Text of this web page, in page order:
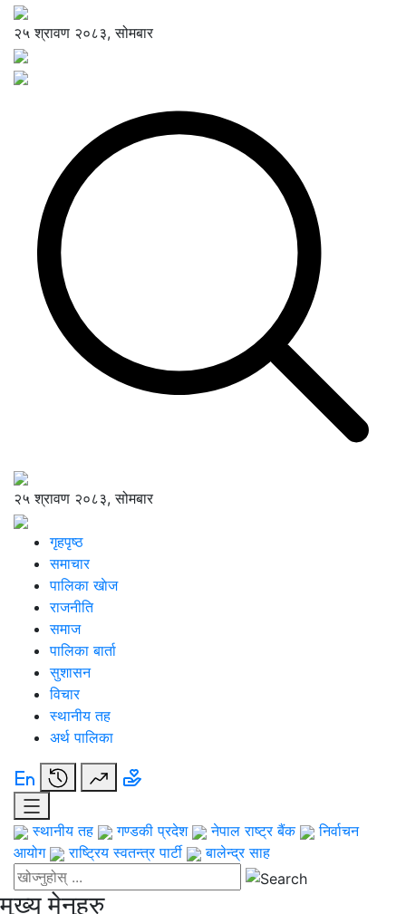
२५ श्रावण २०८३, सोमबार
२५ श्रावण २०८३, सोमबार
गृहपृष्ठ
समाचार
पालिका खाेज
राजनीति
समाज
पालिका बार्ता
सुशासन
विचार
स्थानीय तह
अर्थ पालिका
स्थानीय तह गण्डकी प्रदेश नेपाल राष्ट्र बैंक
निर्वाचन
आयोग
राष्ट्रिय स्वतन्त्र पार्टी बालेन्द्र साह
मुख्य मेनुहरु